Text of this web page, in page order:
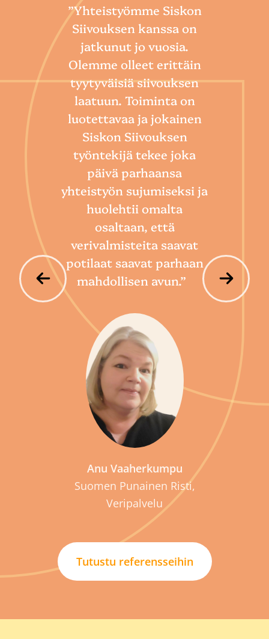
”Yhteistyömme Siskon
Siivouksen kanssa on
jatkunut jo vuosia.
Olemme olleet erittäin
tyytyväisiä siivouksen
laatuun. Toiminta on
luotettavaa ja jokainen
Siskon Siivouksen
työntekijä tekee joka
päivä parhaansa
yhteistyön sujumiseksi ja
huolehtii omalta
osaltaan, että
verivalmisteita saavat
potilaat saavat parhaan
mahdollisen avun.”
Anu Vaaherkumpu
Suomen Punainen Risti,
Veripalvelu
Tutustu referensseihin